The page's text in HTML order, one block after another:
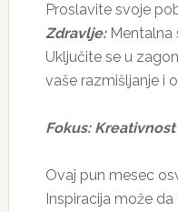
Proslavite svoje
Zdravlje:Mentalna
Uključite se u
vaše razmišljanje i
Fokus: Kreativnost
Ovaj pun mesec
Inspiracija može